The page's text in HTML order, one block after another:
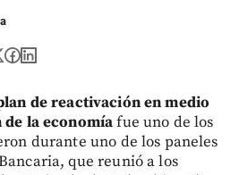
de reactivación en medio
la economíafue uno de los
durante uno de los paneles
que reunió a los